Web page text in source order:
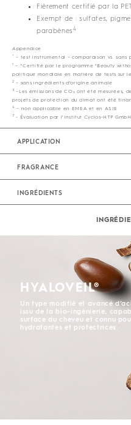
Fièrement certifié par la
Exempt de : sulfates,
parabènes4
Appendice
* – test instrumental – comparaison vs. sans
1 – *Certifié par le programme "Beauty
politique mondiale en matière de tests sur
2 – sans ingrédients d’origine animale
3 –Les émissions de CO₂ ont été mesurées,
projets de protection du climat ont été
4 – non applicable en EMEA et en ASIE
7 - Évaluation par l’Institut Cyclos-HTP GmbH
APPLICATION
FRAGRANCE
INGRÉDIENTS
HYALOVEIL®
Un type modifié et avancé
issu de la bio-ingénierie,
surface du cheveu et connu
hydratantes et protectrices.